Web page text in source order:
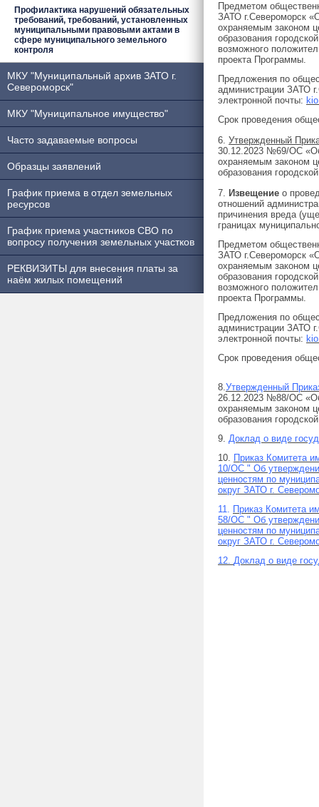
Профилактика нарушений обязательных
требований, требований, установленных
муниципальными правовыми актами в
сфере муниципального земельного
контроля
МКУ "Муниципальный архив ЗАТО г.
Североморск"
МКУ "Муниципальное имущество"
Часто задаваемые вопросы
Образцы заявлений
График приема в отдел земельных
ресурсов
График приема участников СВО по
вопросу получения земельных участков
РЕКВИЗИТЫ для внесения платы за
наём жилых помещений
Предметом
ЗАТО г.Североморск
охраняемым законом
образования
возможного
проекта Программы.
Предложения по
администрации ЗАТО
электронной почты:
Срок проведения
6. Утвержденный
30.12.2023 №69/ОС
охраняемым законом
образования
7. Извещение о
отношений
причинения вреда
границах
Предметом
ЗАТО г.Североморск
охраняемым законом
образования
возможного
проекта Программы.
Предложения по
администрации ЗАТО
электронной почты:
Срок проведения
8.Утвержденный
26.12.2023 №88/ОС
охраняемым законом
образования
9. Доклад о виде
10. Приказ Комитета
10/ОС " Об
ценностям по
округ ЗАТО г.
11. Приказ Комитета
58/ОС " Об
ценностям по
округ ЗАТО г.
12. Доклад о виде